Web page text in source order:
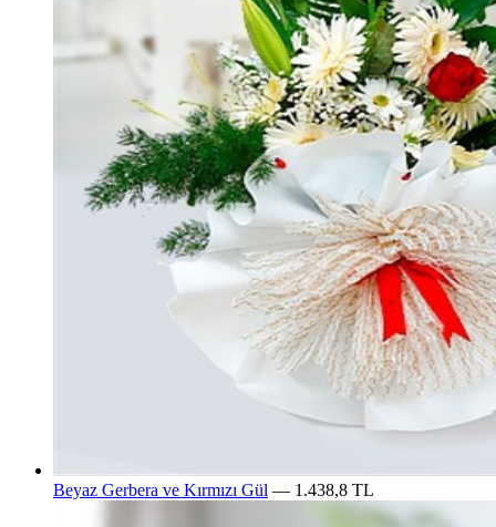
Beyaz Gerbera ve Kırmızı Gül — 1.438,8 TL